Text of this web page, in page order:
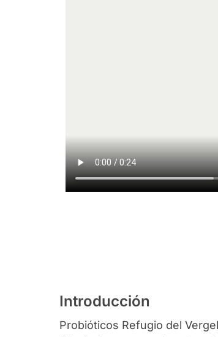
Introducción
Probióticos Refugio del